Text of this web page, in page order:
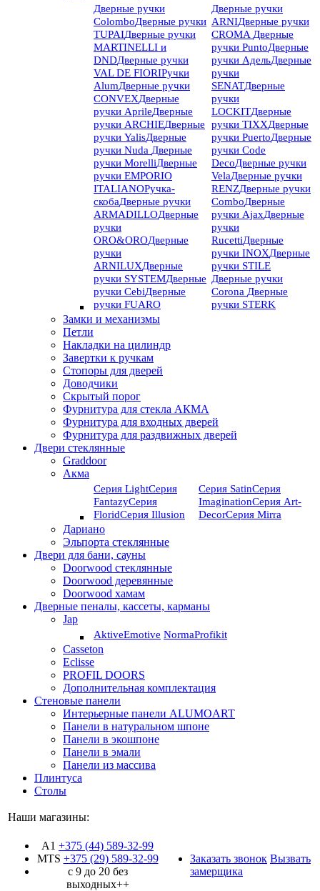
Дверные ручки
ColomboДверные ручки
TUPAIДверные ручки
MARTINELLI и
DNDДверные ручки
VAL DE FIORIРучки
AlumДверные ручки
CONVEXДверные
ручки AprileДверные
ручки ARCHIEДверные
ручки YalisДверные
ручки Nuda Дверные
ручки MorelliДверные
ручки EMPORIO
ITALIANOРучка-
скобаДверные ручки
ARMADILLOДверные
ручки
ORO&OROДверные
ручки
ARNILUXДверные
ручки SYSTEMДверные
ручки CebiДверные
ручки FUARO
Дверные ручки
ARNIДверные ручки
CROMA Дверные
ручки PuntoДверные
ручки АдельДверные
ручки
SENATДверные
ручки
LOCKITДверные
ручки TIXXДверные
ручки PuertoДверные
ручки Code
DecoДверные ручки
VelaДверные ручки
RENZДверные ручки
ComboДверные
ручки AjaxДверные
ручки
RucettiДверные
ручки INOXДверные
ручки STILE
Дверные ручки
Corona Дверные
ручки STERK
Замки и механизмы
Петли
Накладки на цилиндр
Завертки к ручкам
Стопоры для дверей
Доводчики
Скрытый порог
Фурнитура для стекла АКМА
Фурнитура для входных дверей
Фурнитура для раздвижных дверей
Двери стеклянные
Graddoor
Акма
Серия LightСерия
FantazyСерия
FloridСерия Illusion
Серия SatinСерия
ImaginationСерия Art-
DeсorСерия Mirra
Дариано
Эльпорта стеклянные
Двери для бани, сауны
Doorwood стеклянные
Doorwood деревянные
Doorwood хамам
Дверные пеналы, кассеты, карманы
Jap
AktiveEmotive NormaProfikit
Casseton
Eclisse
PROFIL DOORS
Дополнительная комплектация
Стеновые панели
Интерьерные панели ALUMOART
Панели в натуральном шпоне
Панели в экошпоне
Панели в эмали
Панели из массива
Плинтуса
Столы
Наши магазины:
A1 +375 (44) 589-32-99
MTS +375 (29)589-32-99
с 9 до 20 без
выходных++
Заказать звонок Вызвать
замерщика